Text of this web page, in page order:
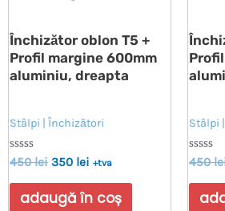
Închizător oblon T5 +
Profil margine 600mm
aluminiu, dreapta
Stâlpi | Închizători
Evaluat
0
din
450lei 350 lei +tva
adaugă în coș
Stâlpi
0
din
450